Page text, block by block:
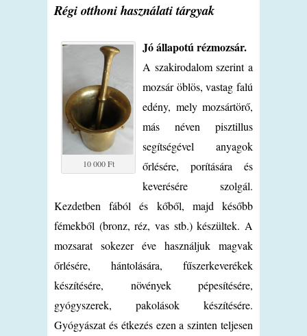
Régi otthoni használati tárgyak
10 000 Ft
Jó állapotú rézmozsár.
A szakirodalom szerint a
mozsár öblös, vastag falú
edény, mely mozsártörő,
más néven pisztillus
segítségével anyagok
őrlésére, porítására és
keverésére szolgál.
Kezdetben fából és kőből, majd később
fémekből (bronz, réz, vas stb.) készültek. A
mozsarat sokezer éve használjuk magvak
őrlésére, hántolására, fűszerkeverékek
készítésére, növények pépesítésére,
gyógyszerek, pakolások készítésére.
Gyógyászat és étkezés ezen a szinten teljesen